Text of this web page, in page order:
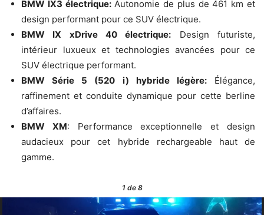
BMW IX3 électrique:Autonomie de plus de 461 km et
design performant pour ce SUV électrique.
BMW IX xDrive 40 électrique: Design futuriste,
intérieur luxueux et technologies avancées pour ce
SUV électrique performant.
BMW Série 5 (520 i) hybride légère:Élégance,
raffinement et conduite dynamique pour cette berline
d’affaires.
BMW XM: Performance exceptionnelle et design
audacieux pour cet hybride rechargeable haut de
gamme.
1de 8